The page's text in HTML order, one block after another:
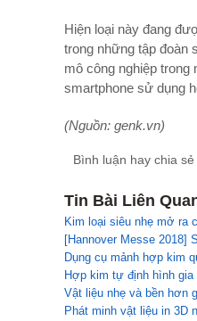
Hiện loại này đang
trong những tập đoàn
mô công nghiệp
smartphone sử dụng
(Nguồn: genk.vn)
Bình luận hay chia
Tin Bài Liên
Kim loại siêu nhẹ mở ra
[Hannover Messe
Dụng cụ mảnh hợp kim
Hợp kim tự định hình
Vật liệu nhẹ và bền hơn
Phát minh vật liệu in 3D